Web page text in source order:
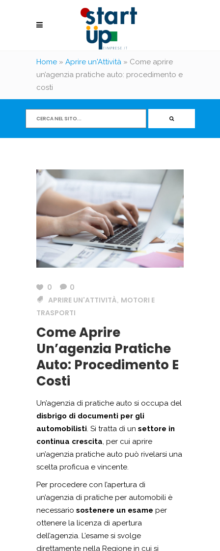
Home » Aprire un'Attività » Come aprire
un’agenzia pratiche auto: procedimento e
costi
0
0
APRIRE UN'ATTIVITÀ, MOTORI E
TRASPORTI
Come Aprire
Un’agenzia Pratiche
Auto: Procedimento E
Costi
Un’agenzia di pratiche auto si occupa del
disbrigo di documenti per gli
automobilisti. Si tratta di un settore in
continua crescita, per cui aprire
un’agenzia pratiche auto può rivelarsi una
scelta proficua e vincente.
Per procedere con l’apertura di
un’agenzia di pratiche per automobili è
necessario sostenere un esame per
ottenere la licenza di apertura
dell’agenzia. L’esame si svolge
direttamente nella Regione in cui si